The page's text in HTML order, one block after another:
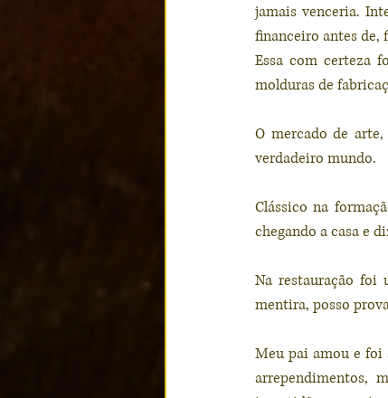
jamais venceria.
financeiro antes de,
Essa com certeza
molduras de
O mercado de
verdadeiro mundo.
Clássico na
chegando a casa e
Na restauração foi
mentira, posso
Meu pai amou e foi
arrependimentos,